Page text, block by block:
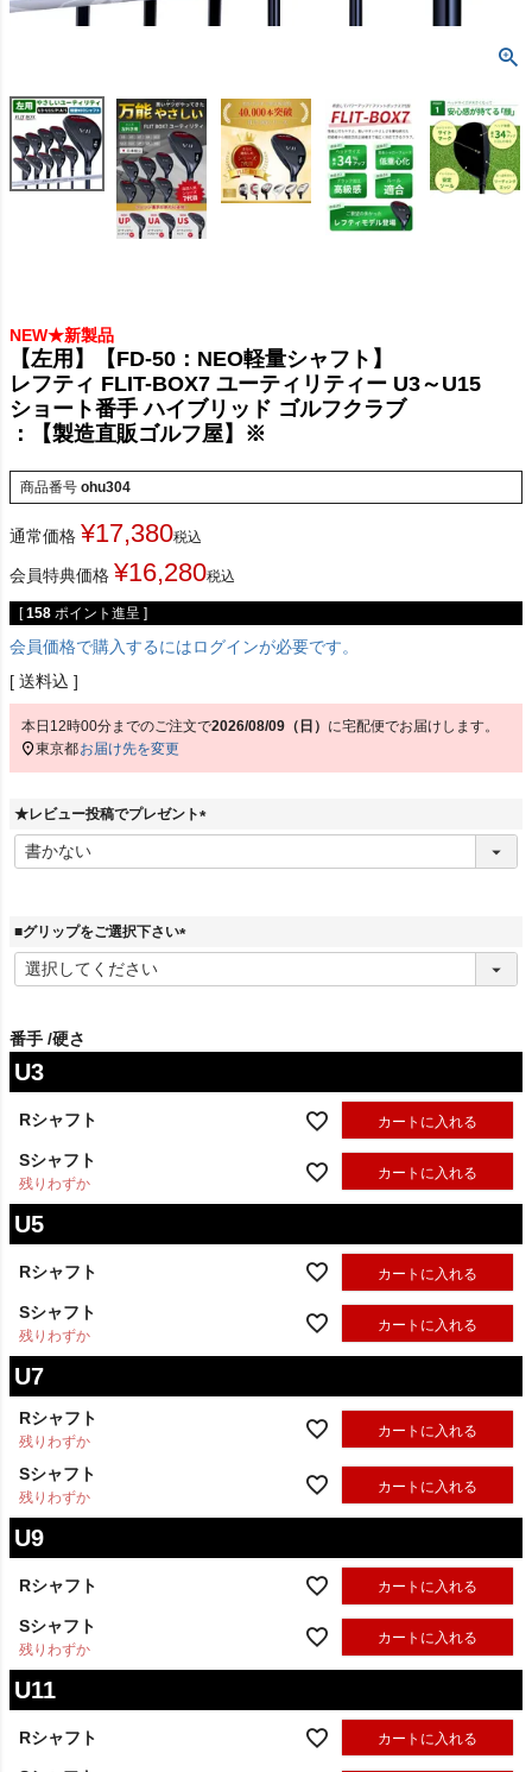
NEW★新製品
【左用】【FD-50：NEO軽量シャフト】
レフティ FLIT-BOX7 ユーティリティー U3～U15
ショート番手 ハイブリッド ゴルフクラブ
：【製造直販ゴルフ屋】※
商品番号 ohu304
通常価格 ¥17,380税込
会員特典価格 ¥16,280税込
[ 158 ポイント進呈 ]
会員価格で購入するにはログインが必要です。
送料込
本日 12時00分 までのご注文で2026/08/09（日） に宅配便 でお届けします。
東京都お届け先を変更
★レビュー投稿でプレゼント
必
■グリップをご選択下さい
必
番手 硬さ
U3
Rシャフト カートに入れる
Sシャフト
残りわずか
カートに入れる
U5
Rシャフト カートに入れる
Sシャフト
残りわずか
カートに入れる
U7
Rシャフト
残りわずか
カートに入れる
Sシャフト
残りわずか
カートに入れる
U9
Rシャフト カートに入れる
Sシャフト
残りわずか
カートに入れる
U11
Rシャフト カートに入れる